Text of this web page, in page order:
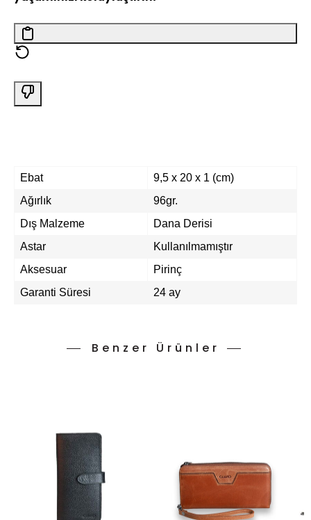
Ebat
9,5 x 20 x 1 (cm)
Ağırlık
96gr.
Dış Malzeme
Dana Derisi
Astar
Kullanılmamıştır
Aksesuar
Pirinç
Garanti Süresi
24 ay
Benzer Ürünler